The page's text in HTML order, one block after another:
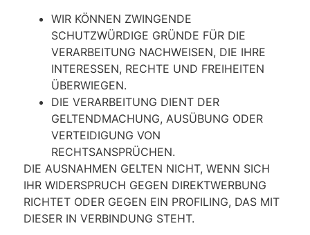
WIR KÖNNEN ZWINGENDE
SCHUTZWÜRDIGE GRÜNDE FÜR DIE
VERARBEITUNG NACHWEISEN, DIE IHRE
INTERESSEN, RECHTE UND FREIHEITEN
ÜBERWIEGEN.
DIE VERARBEITUNG DIENT DER
GELTENDMACHUNG, AUSÜBUNG ODER
VERTEIDIGUNG VON
RECHTSANSPRÜCHEN.
DIE AUSNAHMEN GELTEN NICHT, WENN SICH
IHR WIDERSPRUCH GEGEN DIREKTWERBUNG
RICHTET ODER GEGEN EIN PROFILING, DAS MIT
DIESER IN VERBINDUNG STEHT.